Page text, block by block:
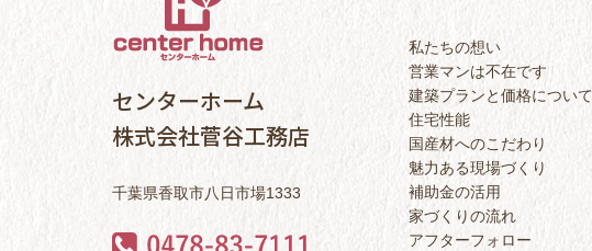
センターホーム
株式会社菅谷工務店
千葉県香取市八日市場1333
私たちの想い
営業マンは不在です
建築プランと価格について
住宅性能
国産材へのこだわり
魅力ある現場づくり
補助金の活用
家づくりの流れ
アフターフォロー